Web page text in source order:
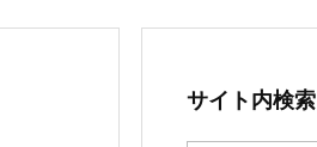
サイト内検索